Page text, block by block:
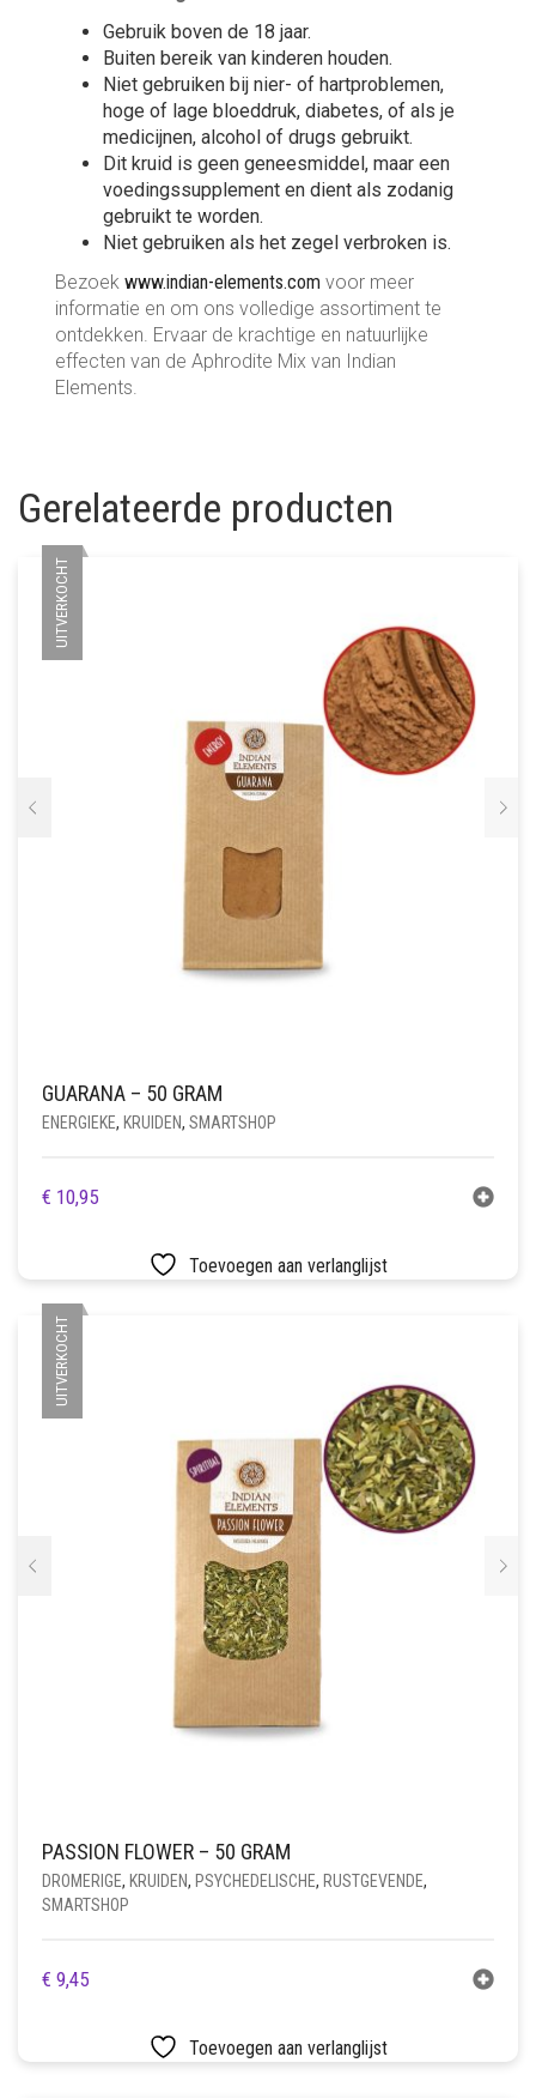
Gebruik boven de 18 jaar.
Buiten bereik van kinderen houden.
Niet gebruiken bij nier- of hartproblemen,
hoge of lage bloeddruk, diabetes, of als je
medicijnen, alcohol of drugs gebruikt.
Dit kruid is geen geneesmiddel, maar een
voedingssupplement en dient als zodanig
gebruikt te worden.
Niet gebruiken als het zegel verbroken is.
Bezoek www.indian-elements.com voor meer
informatie en om ons volledige assortiment te
ontdekken. Ervaar de krachtige en natuurlijke
effecten van de Aphrodite Mix van Indian
Elements.
Gerelateerde producten
UITVERKOCHT
GUARANA – 50 GRAM
ENERGIEKE, KRUIDEN, SMARTSHOP
€ 10,95
Toevoegen aan verlanglijst
UITVERKOCHT
PASSION FLOWER – 50 GRAM
DROMERIGE, KRUIDEN, PSYCHEDELISCHE, RUSTGEVENDE,
SMARTSHOP
€ 9,45
Toevoegen aan verlanglijst